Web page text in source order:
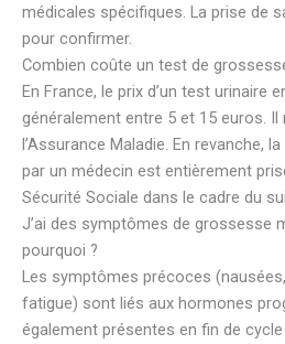
médicales spécifiques. La prise de
pour confirmer.
Combien coûte un test de
En France, le prix d’un test urinaire
généralement entre 5 et 15 euros. Il
l’Assurance Maladie. En revanche, la
par un médecin est entièrement
Sécurité Sociale dans le cadre du
J’ai des symptômes de grossesse
pourquoi ?
Les symptômes précoces
fatigue) sont liés aux hormones
également présentes en fin de